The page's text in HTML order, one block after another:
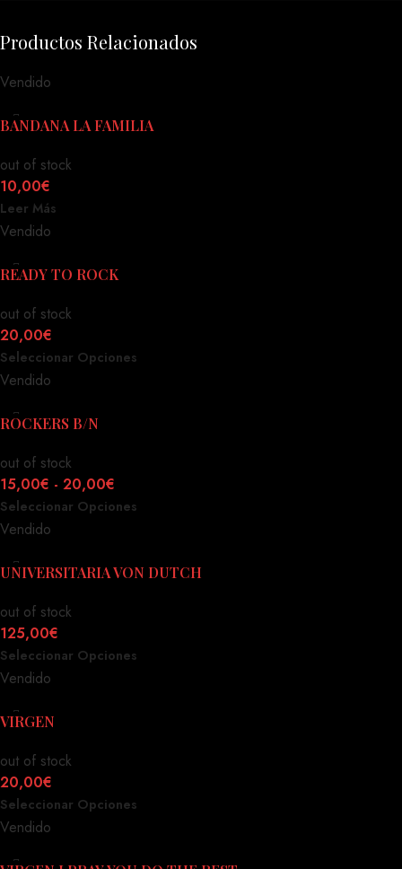
Productos Relacionados
Vendido
BANDANA LA FAMILIA
out of stock
10,00€
Leer Más
Vendido
READY TO ROCK
out of stock
20,00€
Seleccionar Opciones
Vendido
ROCKERS B/N
out of stock
15,00€ - 20,00€
Seleccionar Opciones
Vendido
UNIVERSITARIA VON DUTCH
out of stock
125,00€
Seleccionar Opciones
Vendido
VIRGEN
out of stock
20,00€
Seleccionar Opciones
Vendido